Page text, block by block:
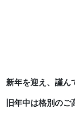
新年を迎え、謹ん
旧年中は格別のご